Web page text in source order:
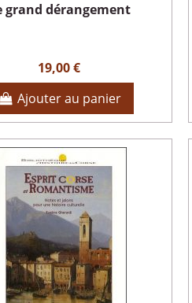
grand dérangement
19,00 €
Ajouter au panier